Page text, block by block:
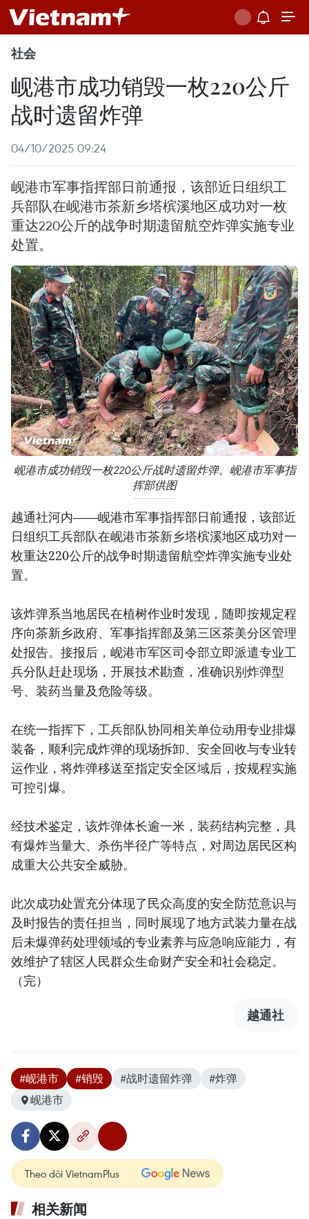
社会
岘港市成功销毁一枚220公斤
战时遗留炸弹
04/10/2025 09:24
岘港市军事指挥部日前通报，该部近日组织工
兵部队在岘港市茶新乡塔槟溪地区成功对一枚
重达220公斤的战争时期遗留航空炸弹实施专业
处置。
岘港市成功销毁一枚220公斤战时遗留炸弹。岘港市军事指
挥部供图
越通社河内——岘港市军事指挥部日前通报，该部近
日组织工兵部队在岘港市茶新乡塔槟溪地区成功对一
枚重达220公斤的战争时期遗留航空炸弹实施专业处
置。
该炸弹系当地居民在植树作业时发现，随即按规定程
序向茶新乡政府、军事指挥部及第三区茶美分区管理
处报告。接报后，岘港市军区司令部立即派遣专业工
兵分队赶赴现场，开展技术勘查，准确识别炸弹型
号、装药当量及危险等级。
在统一指挥下，工兵部队协同相关单位动用专业排爆
装备，顺利完成炸弹的现场拆卸、安全回收与专业转
运作业，将炸弹移送至指定安全区域后，按规程实施
可控引爆。
经技术鉴定，该炸弹体长逾一米，装药结构完整，具
有爆炸当量大、杀伤半径广等特点，对周边居民区构
成重大公共安全威胁。
此次成功处置充分体现了民众高度的安全防范意识与
及时报告的责任担当，同时展现了地方武装力量在战
后未爆弹药处理领域的专业素养与应急响应能力，有
效维护了辖区人民群众生命财产安全和社会稳定。
（完）
越通社
#岘港市 #销毁 #战时遗留炸弹
#炸弹
岘港市
Theo dõi VietnamPlus
相关新闻